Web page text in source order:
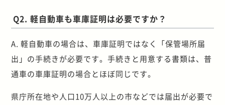
Q2. 軽自動車も車庫証明は必要ですか？
A. 軽自動車の場合は、車庫証明ではなく「保管場所届
出」の手続きが必要です。手続きと用意する書類は、普
通車の車庫証明の場合とほぼ同じです。
県庁所在地や人口10万人以上の市などでは届出が必要で